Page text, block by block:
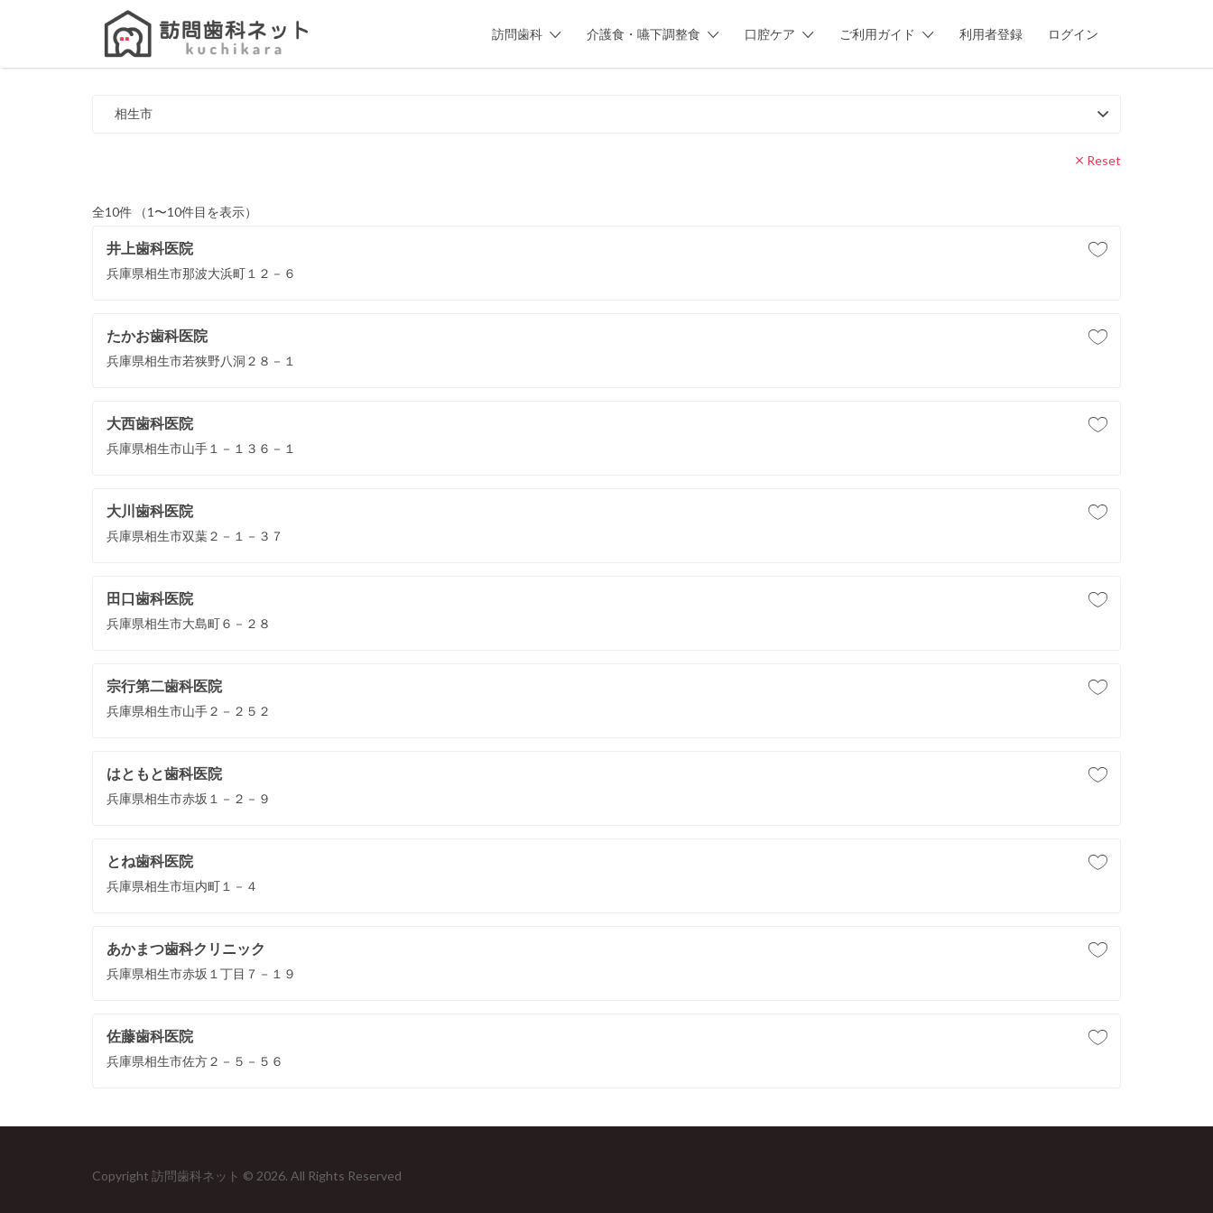
訪問歯科 介護食・嚥下調整食 口腔ケア ご利用ガイド 利用者登録 ログイン
Search
相生市
Reset
全10件 （1〜10件目を表示）
井上歯科医院
兵庫県相生市那波大浜町１２－６
たかお歯科医院
兵庫県相生市若狭野八洞２８－１
大西歯科医院
兵庫県相生市山手１－１３６－１
大川歯科医院
兵庫県相生市双葉２－１－３７
田口歯科医院
兵庫県相生市大島町６－２８
宗行第二歯科医院
兵庫県相生市山手２－２５２
はともと歯科医院
兵庫県相生市赤坂１－２－９
とね歯科医院
兵庫県相生市垣内町１－４
あかまつ歯科クリニック
兵庫県相生市赤坂１丁目７－１９
佐藤歯科医院
兵庫県相生市佐方２－５－５６
Copyright 訪問歯科ネット © 2026. All Rights Reserved